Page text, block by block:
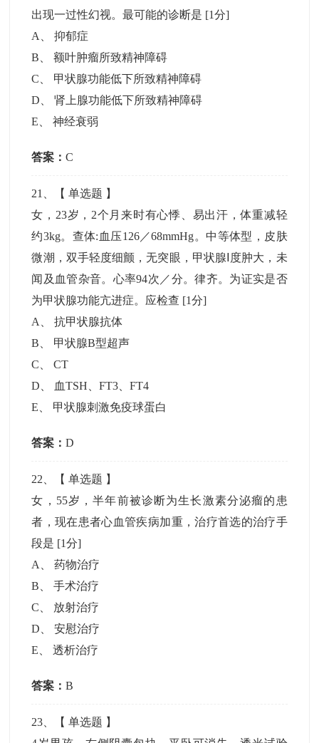
出现一过性幻视。最可能的诊断是 [1分]
A
、抑郁症
B 、额叶肿瘤所致精神障碍
C
甲状腺功能低下所致精神障碍
D 、肾上腺功能低下所致精神障碍
E 、神经衰弱
答案：C
21 、【单选题 】
女，23岁，2个月来时有心悸、易出汗，体重减轻
约3kg。查体:血压126／68mmHg。中等体型，皮肤
微潮，双手轻度细颤，无突眼，甲状腺Ⅰ度肿大，未
闻及血管杂音。心率94次／分。律齐。为证实是否
为甲状腺功能亢进症。应检查 [1分]
A
、抗甲状腺抗体
B
甲状腺B型超声
C 、CT
D
血TSH、FT3、FT4
E
甲状腺刺激免疫球蛋白
答案：D
22 、【单选题 】
女，55岁，半年前被诊断为生长激素分泌瘤的患
者，现在患者心血管疾病加重，治疗首选的治疗手
段是 [1分]
A
、药物治疗
B 、手术治疗
C
放射治疗
D 、安慰治疗
E 、透析治疗
答案：B
23 、【单选题 】